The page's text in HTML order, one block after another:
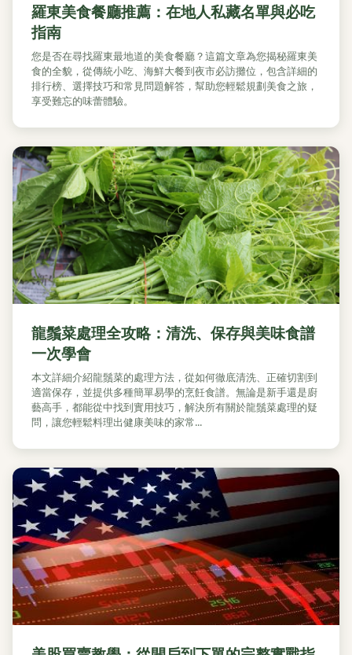
羅東美食餐廳推薦：在地人私藏名單與必吃
指南
您是否在尋找羅東最地道的美食餐廳？這篇文章為您揭秘羅東美
食的全貌，從傳統小吃、海鮮大餐到夜市必訪攤位，包含詳細的
排行榜、選擇技巧和常見問題解答，幫助您輕鬆規劃美食之旅，
享受難忘的味蕾體驗。
龍鬚菜處理全攻略：清洗、保存與美味食譜
一次學會
本文詳細介紹龍鬚菜的處理方法，從如何徹底清洗、正確切割到
適當保存，並提供多種簡單易學的烹飪食譜。無論是新手還是廚
藝高手，都能從中找到實用技巧，解決所有關於龍鬚菜處理的疑
問，讓您輕鬆料理出健康美味的家常...